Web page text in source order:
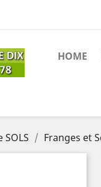
HOME
SOLS Franges et